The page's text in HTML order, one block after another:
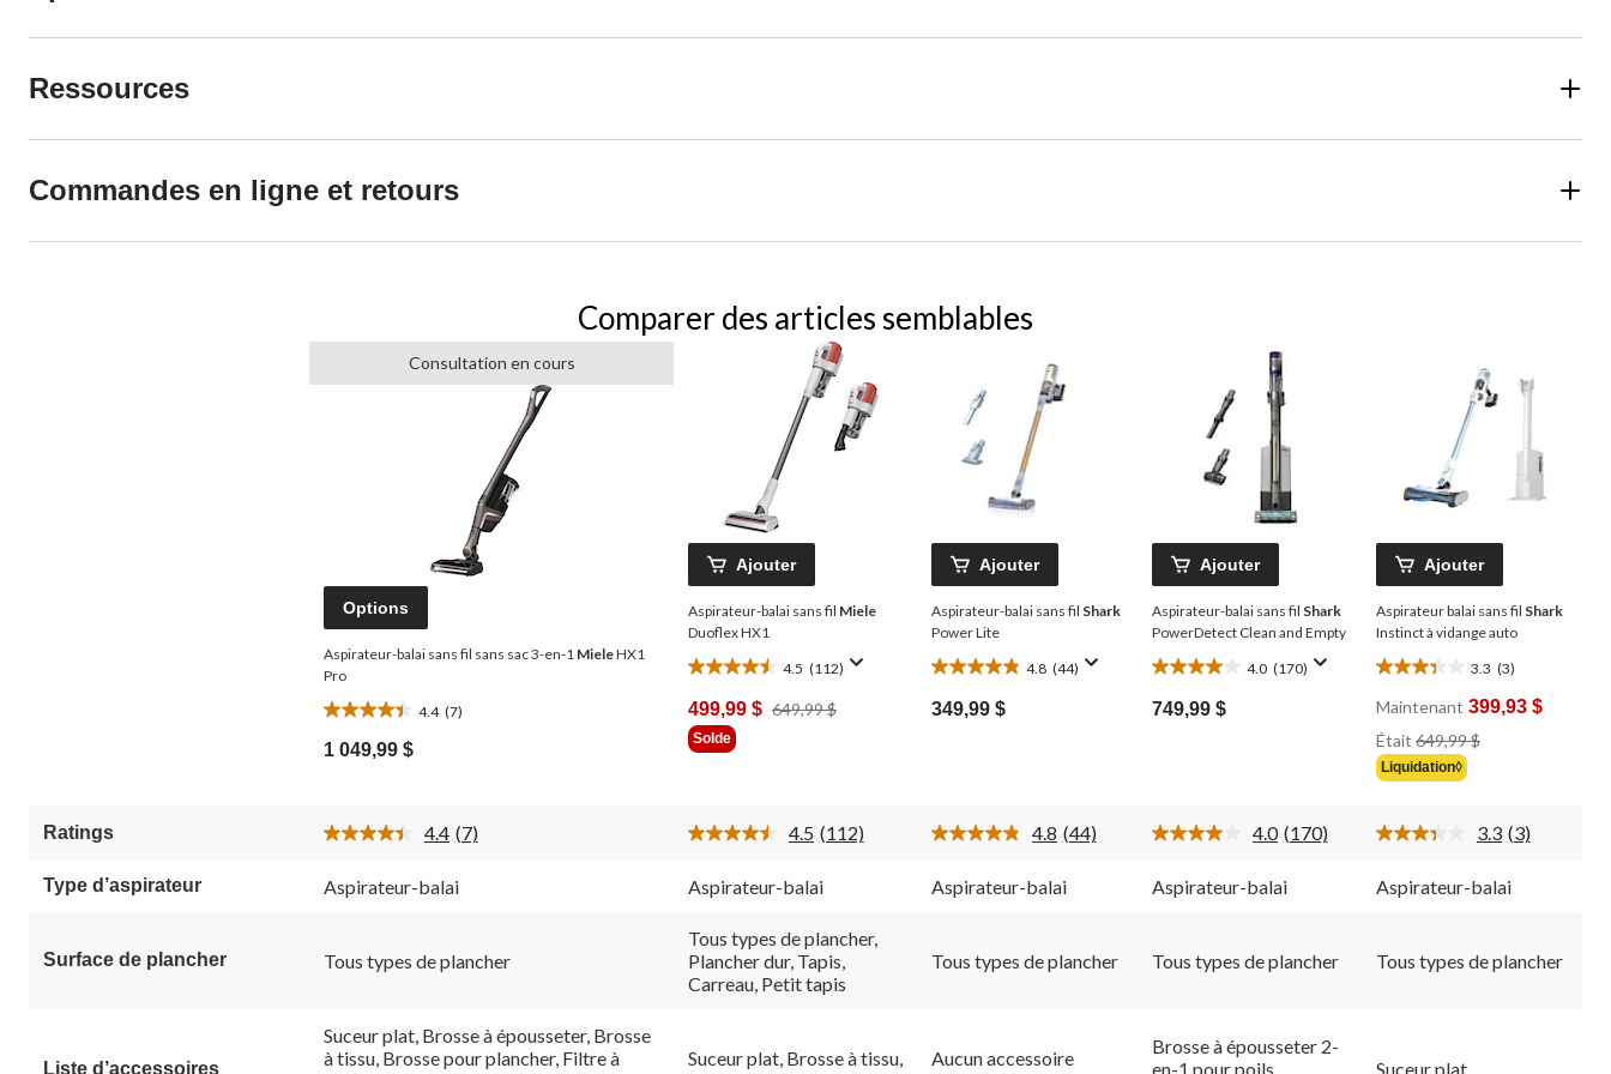
Ressources
Commandes en ligne et retours
Comparer des articles semblables
Consultation en cours
Options
Aspirateur-balai sans fil sans sac 3-en-1 MieleHX1
Pro
4.4 (7)
4.4
étoile(s)
évaluations
1 049,99 $
Ajouter
Aspirateur-balai sans fil Miele
Duoflex HX1
4.5 (112)
4.5
étoile(s)
sur
5.
499,99 $ 649,99 $Prix
Solde
Ajouter
Aspirateur-balai sans fil Shark
Power Lite
4.8 (44)
4.8
étoile(s)
sur
349,99 $
Ajouter
Aspirateur-balai sans fil Shark
PowerDetect Clean and Empty
4.0 (170)
4.0
étoile(s)
sur
749,99 $
Ajouter
Aspirateur balai sans fil Shark
Instinct à vidange auto
3.3 (3)
3.3
étoile(s)
5.
3
Maintenant 399,93 $
Était 649,99 $
Liquidation◊
Ratings 4.4 Lire
7
commentaires.
la
même
(7) 4.5 Lire
112
commentaires.
vers
la
même
page.
(112) 4.8 Lire
44
commentaires.
la
même
(44) 4.0 Lire
170
commentaires.
la
même
(170) 3.3 Lire
3
la
même
(3)
Type d’aspirateur Aspirateur-balai Aspirateur-balai Aspirateur-balai Aspirateur-balai Aspirateur-balai
Surface de plancher Tous types de plancher
Tous types de plancher,
Plancher dur, Tapis,
Carreau, Petit tapis
Tous types de plancher Tous types de plancher Tous types de plancher
Liste d’accessoires
Suceur plat, Brosse à épousseter, Brosse
à tissu, Brosse pour plancher, Filtre à
Suceur plat, Brosse à tissu,
Aucun accessoire
Brosse à épousseter 2-
en-1 pour poils
Suceur plat